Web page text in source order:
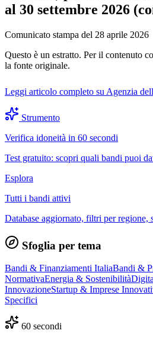
al 30 settembre 2026
Comunicato stampa del 28 aprile 2026
Questo è un estratto. Per il contenuto
la fonte originale.
Leggi articolo completo su Agenzia
Strumento
Verifica idoneità in 60 secondi
Test gratuito: scopri quali bandi puoi
Esplora
Tutti i bandi attivi
Database aggiornato, filtri per regione,
Sfoglia per tema
Bandi & Finanziamenti ItaliaBandi &
NormativaEnergia & Sostenibilità
InnovazioneStartup & Imprese
Specifici
60 secondi